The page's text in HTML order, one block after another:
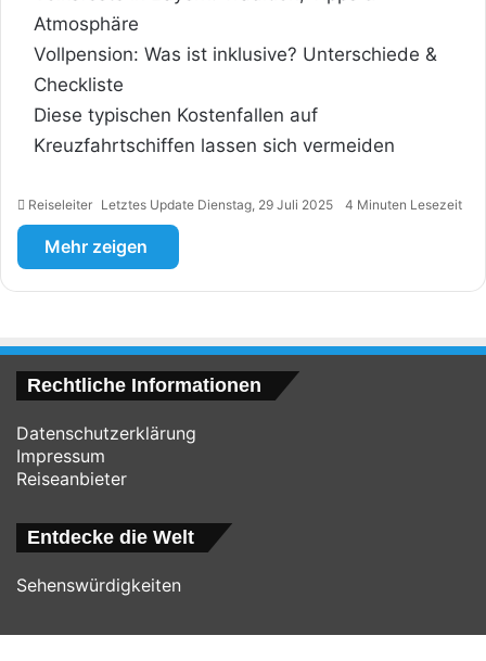
Atmosphäre
Vollpension: Was ist inklusive? Unterschiede &
Checkliste
Diese typischen Kostenfallen auf
Kreuzfahrtschiffen lassen sich vermeiden
Reiseleiter Letztes Update Dienstag, 29 Juli 2025 4 Minuten Lesezeit
Mehr zeigen
Rechtliche Informationen
Datenschutzerklärung
Impressum
Reiseanbieter
Entdecke die Welt
Sehenswürdigkeiten